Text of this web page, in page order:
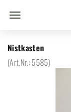
Nistkasten
(Art.Nr.:5585)